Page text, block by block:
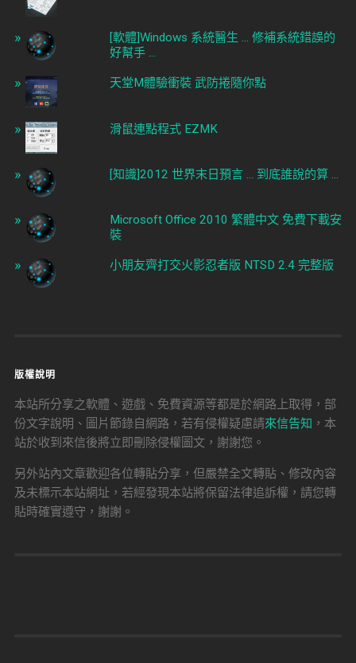
[軟體]Windows 系統醫生 ... 修補系統錯誤的
好幫手 ...
天堂M體驗衝裝 武防捲隨你點
滑鼠連點程式 EZMK
[知識]2012 世界末日預言 ... 到底誰說的算 ...
Microsoft Office 2010 繁體中文 免費下載安
裝
小朋友齊打交火影忍者版 NTSD 2.4 完整版
版權說明
本站所分享之軟體、遊戲、免費資源等都是於網路上取得，部
份文字說明、圖片節錄自網路，若有侵權疑慮請來信告知 ，本
站於收到來信後將立即刪除侵權圖文，謝謝您。
另外站內文章歡迎各位轉貼分享，但嚴禁全文轉貼、修改內容
及未標示本站網址，若經發現本站將保留法律追訴權，請您轉
貼時確實遵守，謝謝。